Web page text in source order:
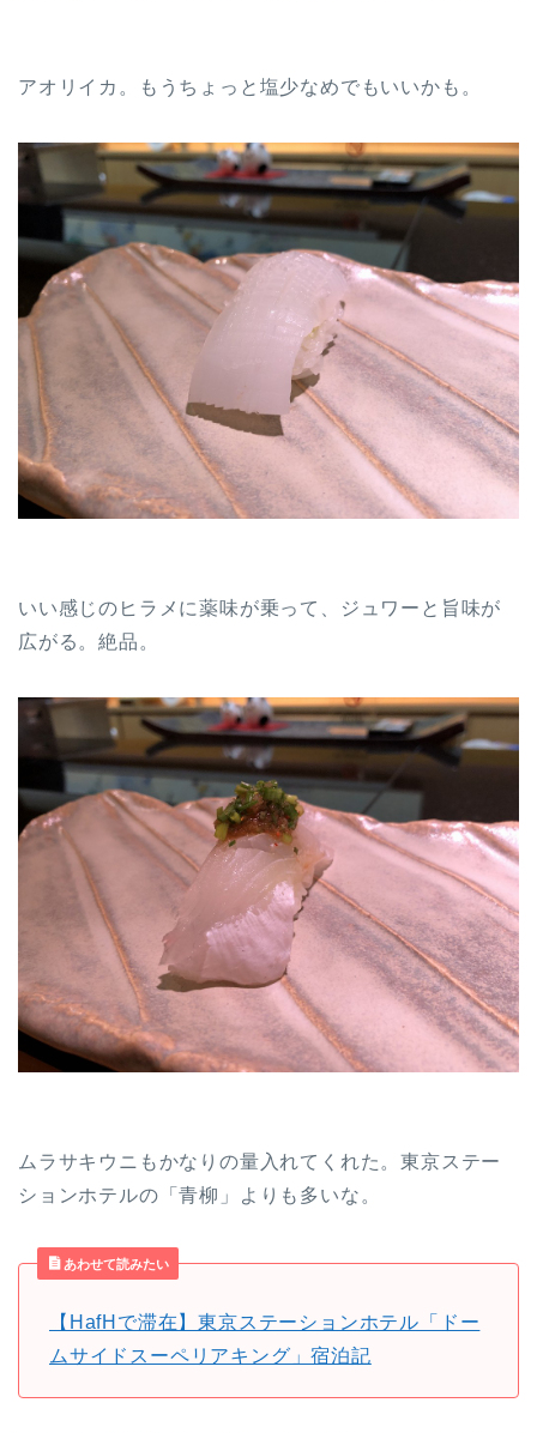
アオリイカ。もうちょっと塩少なめでもいいかも。
いい感じのヒラメに薬味が乗って、ジュワーと旨味が
広がる。絶品。
ムラサキウニもかなりの量入れてくれた。東京ステー
ションホテルの「青柳」よりも多いな。
あわせて読みたい
【HafHで滞在】東京ステーションホテル「ドー
ムサイドスーペリアキング」宿泊記